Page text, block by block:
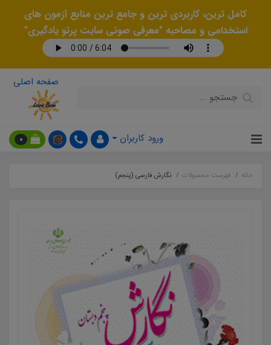
کامل ترین، کاربردی ترین و جامع ترین منابع آزمون های
استخدامی و مصاحبه "معرفی صوتی سایت پرتو یادگیری"
صفحه اصلی
ورود کاربران 0
خانه فهرست محصولات نگارش فارسی (پنجم)